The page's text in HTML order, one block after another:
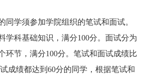
同学须参加学院组织的笔试和面试。
学科基础知识，满分100分。面试分为
环节，满分100分。笔试和面试成绩比
成绩都达到 60分的同学，根据笔试和